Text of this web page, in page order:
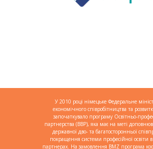
У 2010 році німецьке Федеральне
економічного співробітництва та
започаткувало програму Освітньо-
партнерства (BBP), яка має на меті
державної дво- та багатосторонньої
покращення системи професійної освіти в
партнерах. На замовлення BMZ програма